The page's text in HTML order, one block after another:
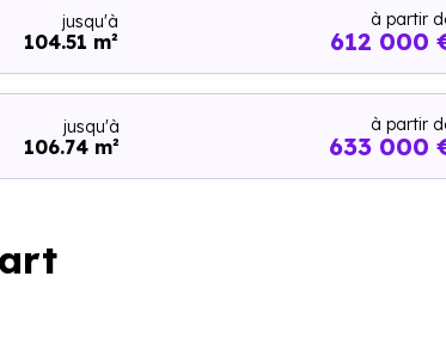
jusqu'à
104.51 m²
à partir
612 000
jusqu'à
106.74 m²
à partir
633 000